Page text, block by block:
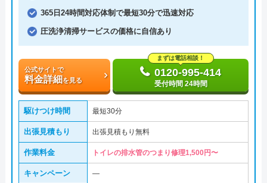
365日24時間対応体制で最短30分で迅速対応
圧洗浄清掃サービスの価格に自信あり
公式サイトで
料金詳細を見る
まずは電話相談！
0120-995-414
受付時間 24時間
駆けつけ時間 最短30分
出張見積もり 出張見積もり無料
作業料金 トイレの排水管のつまり修理1,500円〜
キャンペーン ―